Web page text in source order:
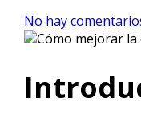
No hay